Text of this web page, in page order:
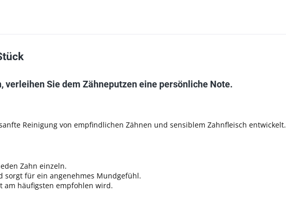
Sie dem Zähneputzen eine persönliche Note.
Reinigung von empfindlichen Zähnen und sensiblem Zahnfleisch entwickelt.
Zahn einzeln.
sorgt für ein angenehmes Mundgefühl.
am häufigsten empfohlen wird.